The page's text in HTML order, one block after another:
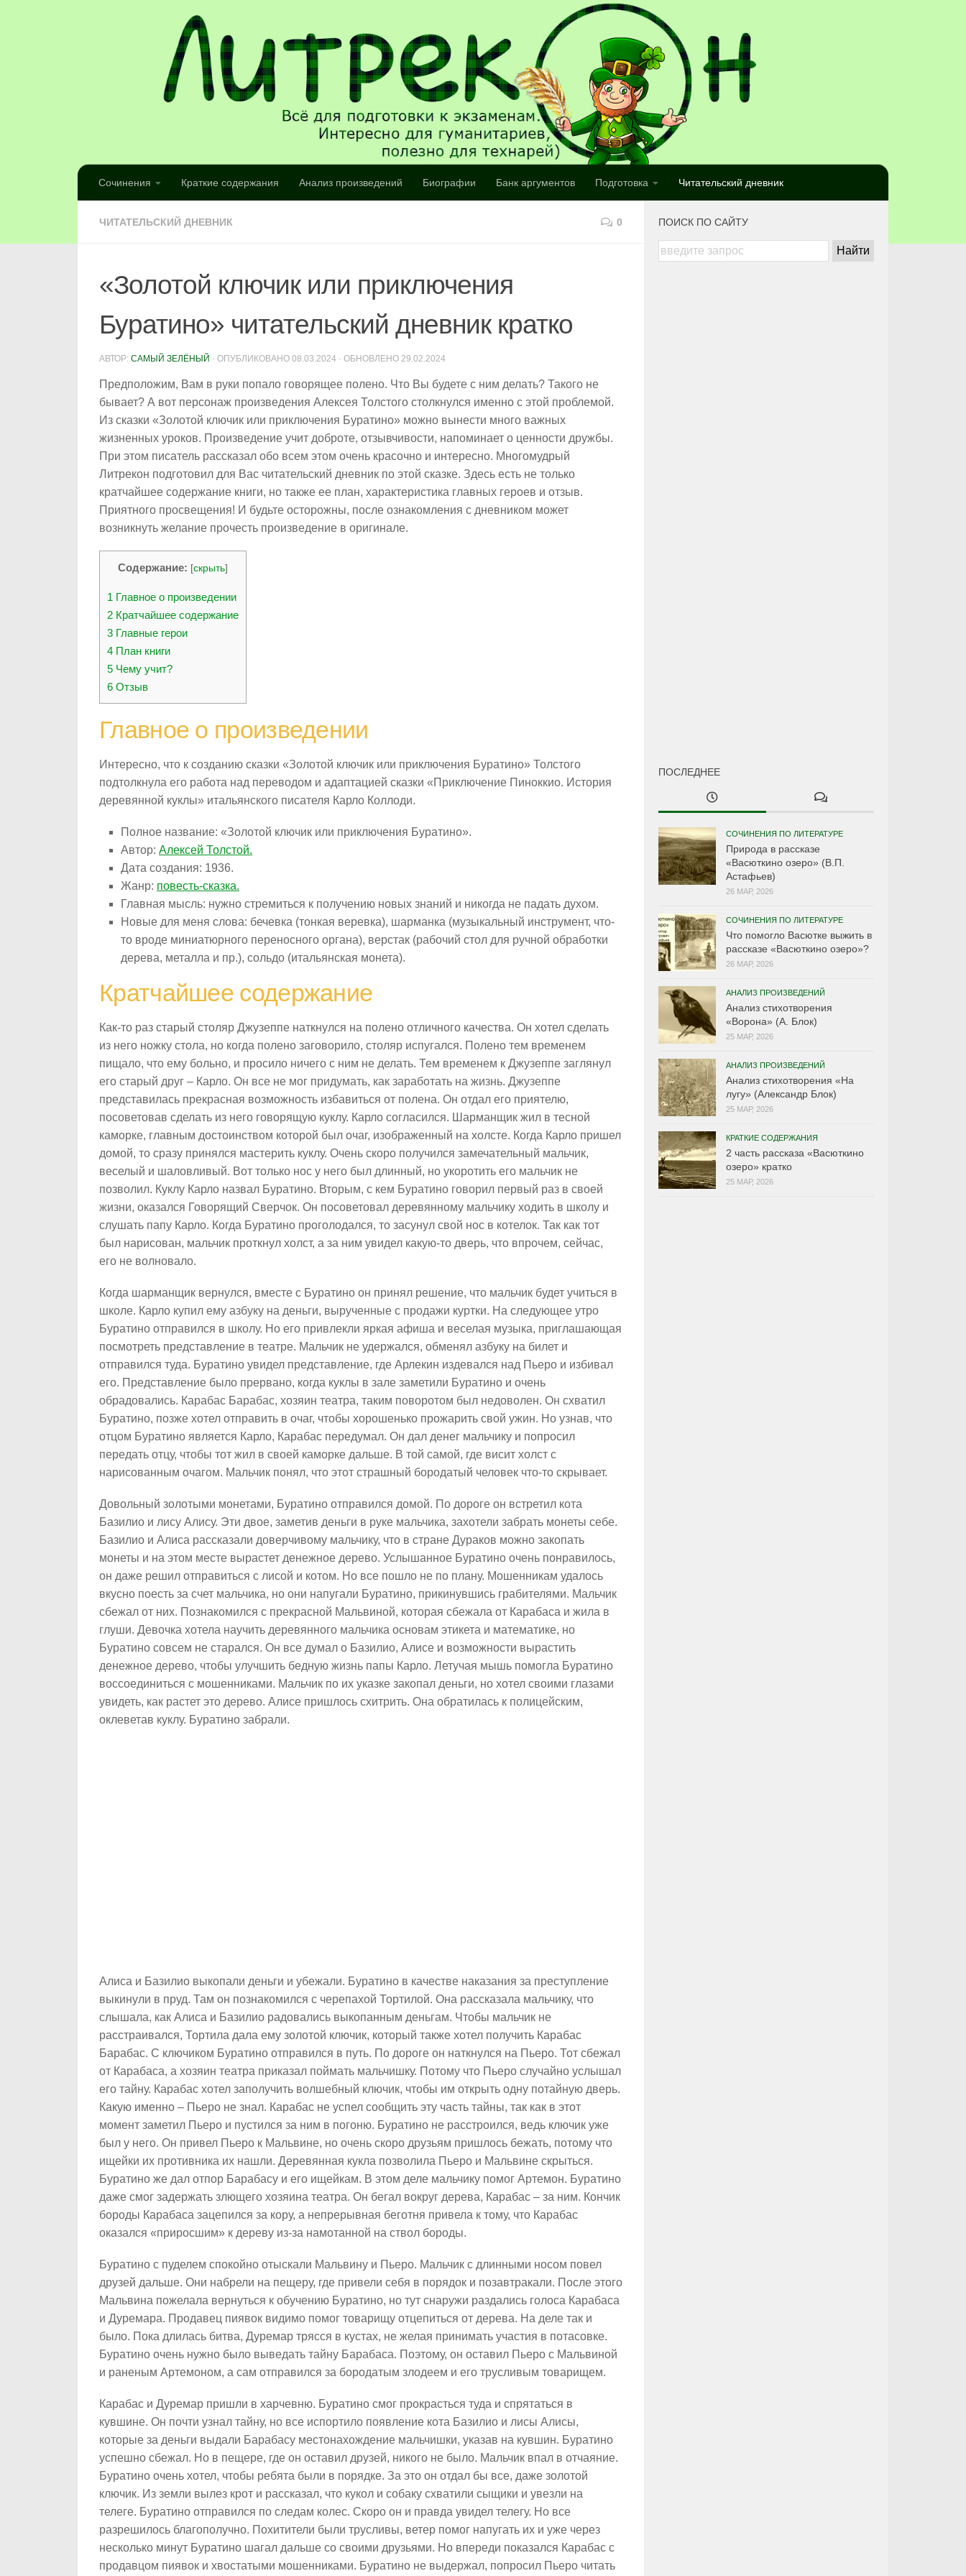
Сочинения Краткие содержания Анализ произведений Биографии Банк аргументов Подготовка Читательский дневник
ЧИТАТЕЛЬСКИЙ ДНЕВНИК 0
«Золотой ключик или приключения
Буратино» читательский дневник кратко
АВТОР: САМЫЙ ЗЕЛЁНЫЙ · ОПУБЛИКОВАНО 08.03.2024 · ОБНОВЛЕНО 29.02.2024
Предположим, Вам в руки попало говорящее полено. Что Вы будете с ним делать? Такого не
бывает? А вот персонаж произведения Алексея Толстого столкнулся именно с этой проблемой.
Из сказки «Золотой ключик или приключения Буратино» можно вынести много важных
жизненных уроков. Произведение учит доброте, отзывчивости, напоминает о ценности дружбы.
При этом писатель рассказал обо всем этом очень красочно и интересно. Многомудрый
Литрекон подготовил для Вас читательский дневник по этой сказке. Здесь есть не только
кратчайшее содержание книги, но также ее план, характеристика главных героев и отзыв.
Приятного просвещения! И будьте осторожны, после ознакомления с дневником может
возникнуть желание прочесть произведение в оригинале.
Содержание: [скрыть]
1 Главное о произведении
2 Кратчайшее содержание
3 Главные герои
4 План книги
5 Чему учит?
6 Отзыв
Главное о произведении
Интересно, что к созданию сказки «Золотой ключик или приключения Буратино» Толстого
подтолкнула его работа над переводом и адаптацией сказки «Приключение Пиноккио. История
деревянной куклы» итальянского писателя Карло Коллоди.
Полное название: «Золотой ключик или приключения Буратино».
Автор: Алексей Толстой.
Дата создания: 1936.
Жанр: повесть-сказка.
Главная мысль: нужно стремиться к получению новых знаний и никогда не падать духом.
Новые для меня слова: бечевка (тонкая веревка), шарманка (музыкальный инструмент, что-
то вроде миниатюрного переносного органа), верстак (рабочий стол для ручной обработки
дерева, металла и пр.), сольдо (итальянская монета).
Кратчайшее содержание
Как-то раз старый столяр Джузеппе наткнулся на полено отличного качества. Он хотел сделать
из него ножку стола, но когда полено заговорило, столяр испугался. Полено тем временем
пищало, что ему больно, и просило ничего с ним не делать. Тем временем к Джузеппе заглянул
его старый друг – Карло. Он все не мог придумать, как заработать на жизнь. Джузеппе
представилась прекрасная возможность избавиться от полена. Он отдал его приятелю,
посоветовав сделать из него говорящую куклу. Карло согласился. Шарманщик жил в тесной
каморке, главным достоинством которой был очаг, изображенный на холсте. Когда Карло пришел
домой, то сразу принялся мастерить куклу. Очень скоро получился замечательный мальчик,
веселый и шаловливый. Вот только нос у него был длинный, но укоротить его мальчик не
позволил. Куклу Карло назвал Буратино. Вторым, с кем Буратино говорил первый раз в своей
жизни, оказался Говорящий Сверчок. Он посоветовал деревянному мальчику ходить в школу и
слушать папу Карло. Когда Буратино проголодался, то засунул свой нос в котелок. Так как тот
был нарисован, мальчик проткнул холст, а за ним увидел какую-то дверь, что впрочем, сейчас,
его не волновало.
Когда шарманщик вернулся, вместе с Буратино он принял решение, что мальчик будет учиться в
школе. Карло купил ему азбуку на деньги, вырученные с продажи куртки. На следующее утро
Буратино отправился в школу. Но его привлекли яркая афиша и веселая музыка, приглашающая
посмотреть представление в театре. Мальчик не удержался, обменял азбуку на билет и
отправился туда. Буратино увидел представление, где Арлекин издевался над Пьеро и избивал
его. Представление было прервано, когда куклы в зале заметили Буратино и очень
обрадовались. Карабас Барабас, хозяин театра, таким поворотом был недоволен. Он схватил
Буратино, позже хотел отправить в очаг, чтобы хорошенько прожарить свой ужин. Но узнав, что
отцом Буратино является Карло, Карабас передумал. Он дал денег мальчику и попросил
передать отцу, чтобы тот жил в своей каморке дальше. В той самой, где висит холст с
нарисованным очагом. Мальчик понял, что этот страшный бородатый человек что-то скрывает.
Довольный золотыми монетами, Буратино отправился домой. По дороге он встретил кота
Базилио и лису Алису. Эти двое, заметив деньги в руке мальчика, захотели забрать монеты себе.
Базилио и Алиса рассказали доверчивому мальчику, что в стране Дураков можно закопать
монеты и на этом месте вырастет денежное дерево. Услышанное Буратино очень понравилось,
он даже решил отправиться с лисой и котом. Но все пошло не по плану. Мошенникам удалось
вкусно поесть за счет мальчика, но они напугали Буратино, прикинувшись грабителями. Мальчик
сбежал от них. Познакомился с прекрасной Мальвиной, которая сбежала от Карабаса и жила в
глуши. Девочка хотела научить деревянного мальчика основам этикета и математике, но
Буратино совсем не старался. Он все думал о Базилио, Алисе и возможности вырастить
денежное дерево, чтобы улучшить бедную жизнь папы Карло. Летучая мышь помогла Буратино
воссоединиться с мошенниками. Мальчик по их указке закопал деньги, но хотел своими глазами
увидеть, как растет это дерево. Алисе пришлось схитрить. Она обратилась к полицейским,
оклеветав куклу. Буратино забрали.
Алиса и Базилио выкопали деньги и убежали. Буратино в качестве наказания за преступление
выкинули в пруд. Там он познакомился с черепахой Тортилой. Она рассказала мальчику, что
слышала, как Алиса и Базилио радовались выкопанным деньгам. Чтобы мальчик не
расстраивался, Тортила дала ему золотой ключик, который также хотел получить Карабас
Барабас. С ключиком Буратино отправился в путь. По дороге он наткнулся на Пьеро. Тот сбежал
от Карабаса, а хозяин театра приказал поймать мальчишку. Потому что Пьеро случайно услышал
его тайну. Карабас хотел заполучить волшебный ключик, чтобы им открыть одну потайную дверь.
Какую именно – Пьеро не знал. Карабас не успел сообщить эту часть тайны, так как в этот
момент заметил Пьеро и пустился за ним в погоню. Буратино не расстроился, ведь ключик уже
был у него. Он привел Пьеро к Мальвине, но очень скоро друзьям пришлось бежать, потому что
ищейки их противника их нашли. Деревянная кукла позволила Пьеро и Мальвине скрыться.
Буратино же дал отпор Барабасу и его ищейкам. В этом деле мальчику помог Артемон. Буратино
даже смог задержать злющего хозяина театра. Он бегал вокруг дерева, Карабас – за ним. Кончик
бороды Карабаса зацепился за кору, а непрерывная беготня привела к тому, что Карабас
оказался «приросшим» к дереву из-за намотанной на ствол бороды.
Буратино с пуделем спокойно отыскали Мальвину и Пьеро. Мальчик с длинными носом повел
друзей дальше. Они набрели на пещеру, где привели себя в порядок и позавтракали. После этого
Мальвина пожелала вернуться к обучению Буратино, но тут снаружи раздались голоса Карабаса
и Дуремара. Продавец пиявок видимо помог товарищу отцепиться от дерева. На деле так и
было. Пока длилась битва, Дуремар трясся в кустах, не желая принимать участия в потасовке.
Буратино очень нужно было выведать тайну Барабаса. Поэтому, он оставил Пьеро с Мальвиной
и раненым Артемоном, а сам отправился за бородатым злодеем и его трусливым товарищем.
Карабас и Дуремар пришли в харчевню. Буратино смог прокрасться туда и спрятаться в
кувшине. Он почти узнал тайну, но все испортило появление кота Базилио и лисы Алисы,
которые за деньги выдали Барабасу местонахождение мальчишки, указав на кувшин. Буратино
успешно сбежал. Но в пещере, где он оставил друзей, никого не было. Мальчик впал в отчаяние.
Буратино очень хотел, чтобы ребята были в порядке. За это он отдал бы все, даже золотой
ключик. Из земли вылез крот и рассказал, что кукол и собаку схватили сыщики и увезли на
телеге. Буратино отправился по следам колес. Скоро он и правда увидел телегу. Но все
разрешилось благополучно. Похитители были трусливы, ветер помог напугать их и уже через
несколько минут Буратино шагал дальше со своими друзьями. Но впереди показался Карабас с
продавцом пиявок и хвостатыми мошенниками. Буратино не выдержал, попросил Пьеро читать
ПОИСК ПО САЙТУ
ПОСЛЕДНЕЕ
СОЧИНЕНИЯ ПО ЛИТЕРАТУРЕ
Природа в рассказе
«Васюткино озеро» (В.П.
Астафьев)
26 МАР, 2026
СОЧИНЕНИЯ ПО ЛИТЕРАТУРЕ
Что помогло Васютке выжить в
рассказе «Васюткино озеро»?
26 МАР, 2026
АНАЛИЗ ПРОИЗВЕДЕНИЙ
Анализ стихотворения
«Ворона» (А. Блок)
25 МАР, 2026
АНАЛИЗ ПРОИЗВЕДЕНИЙ
Анализ стихотворения «На
лугу» (Александр Блок)
25 МАР, 2026
КРАТКИЕ СОДЕРЖАНИЯ
2 часть рассказа «Васюткино
озеро» кратко
25 МАР, 2026